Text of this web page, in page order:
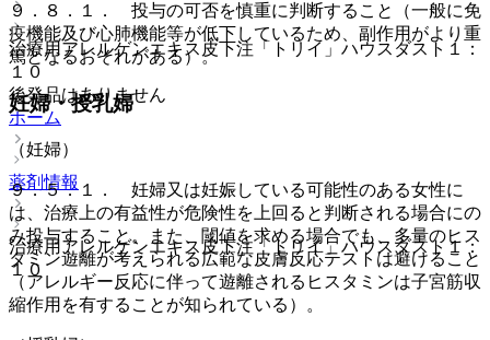
治療用アレルゲンエキス皮下注「トリイ」ハウスダスト１：
１０
後発品はありません
ホーム
薬剤情報
治療用アレルゲンエキス皮下注「トリイ」ハウスダスト１：
１０
９．８．１． 投与の可否を慎重に判断すること（一般に免
疫機能及び心肺機能等が低下しているため、副作用がより重
篤となるおそれがある）。
妊婦・授乳婦
（妊婦）
９．５．１． 妊婦又は妊娠している可能性のある女性に
は、治療上の有益性が危険性を上回ると判断される場合にの
み投与すること。また、閾値を求める場合でも、多量のヒス
タミン遊離が考えられる広範な皮膚反応テストは避けること
（アレルギー反応に伴って遊離されるヒスタミンは子宮筋収
縮作用を有することが知られている）。